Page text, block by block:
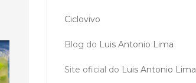
Ciclovivo
Blog do Luis Antonio Lima
Site oficial do Luis Antonio Lima